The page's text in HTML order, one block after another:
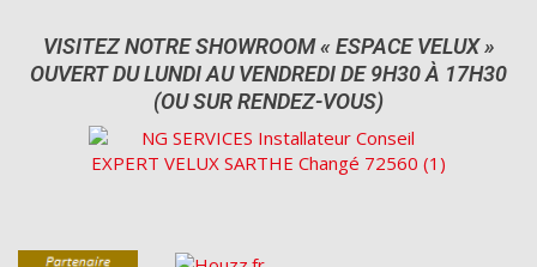
VISITEZ NOTRE SHOWROOM « ESPACE VELUX »
OUVERT DU LUNDI AU VENDREDI DE 9H30 À 17H30
(OU SUR RENDEZ-VOUS)